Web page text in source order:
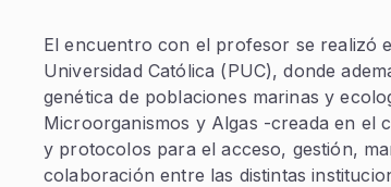
El encuentro con el profesor se realizó
Universidad Católica (PUC), donde
genética de poblaciones marinas y
Microorganismos y Algas -creada en el
y protocolos para el acceso, gestión,
colaboración entre las distintas